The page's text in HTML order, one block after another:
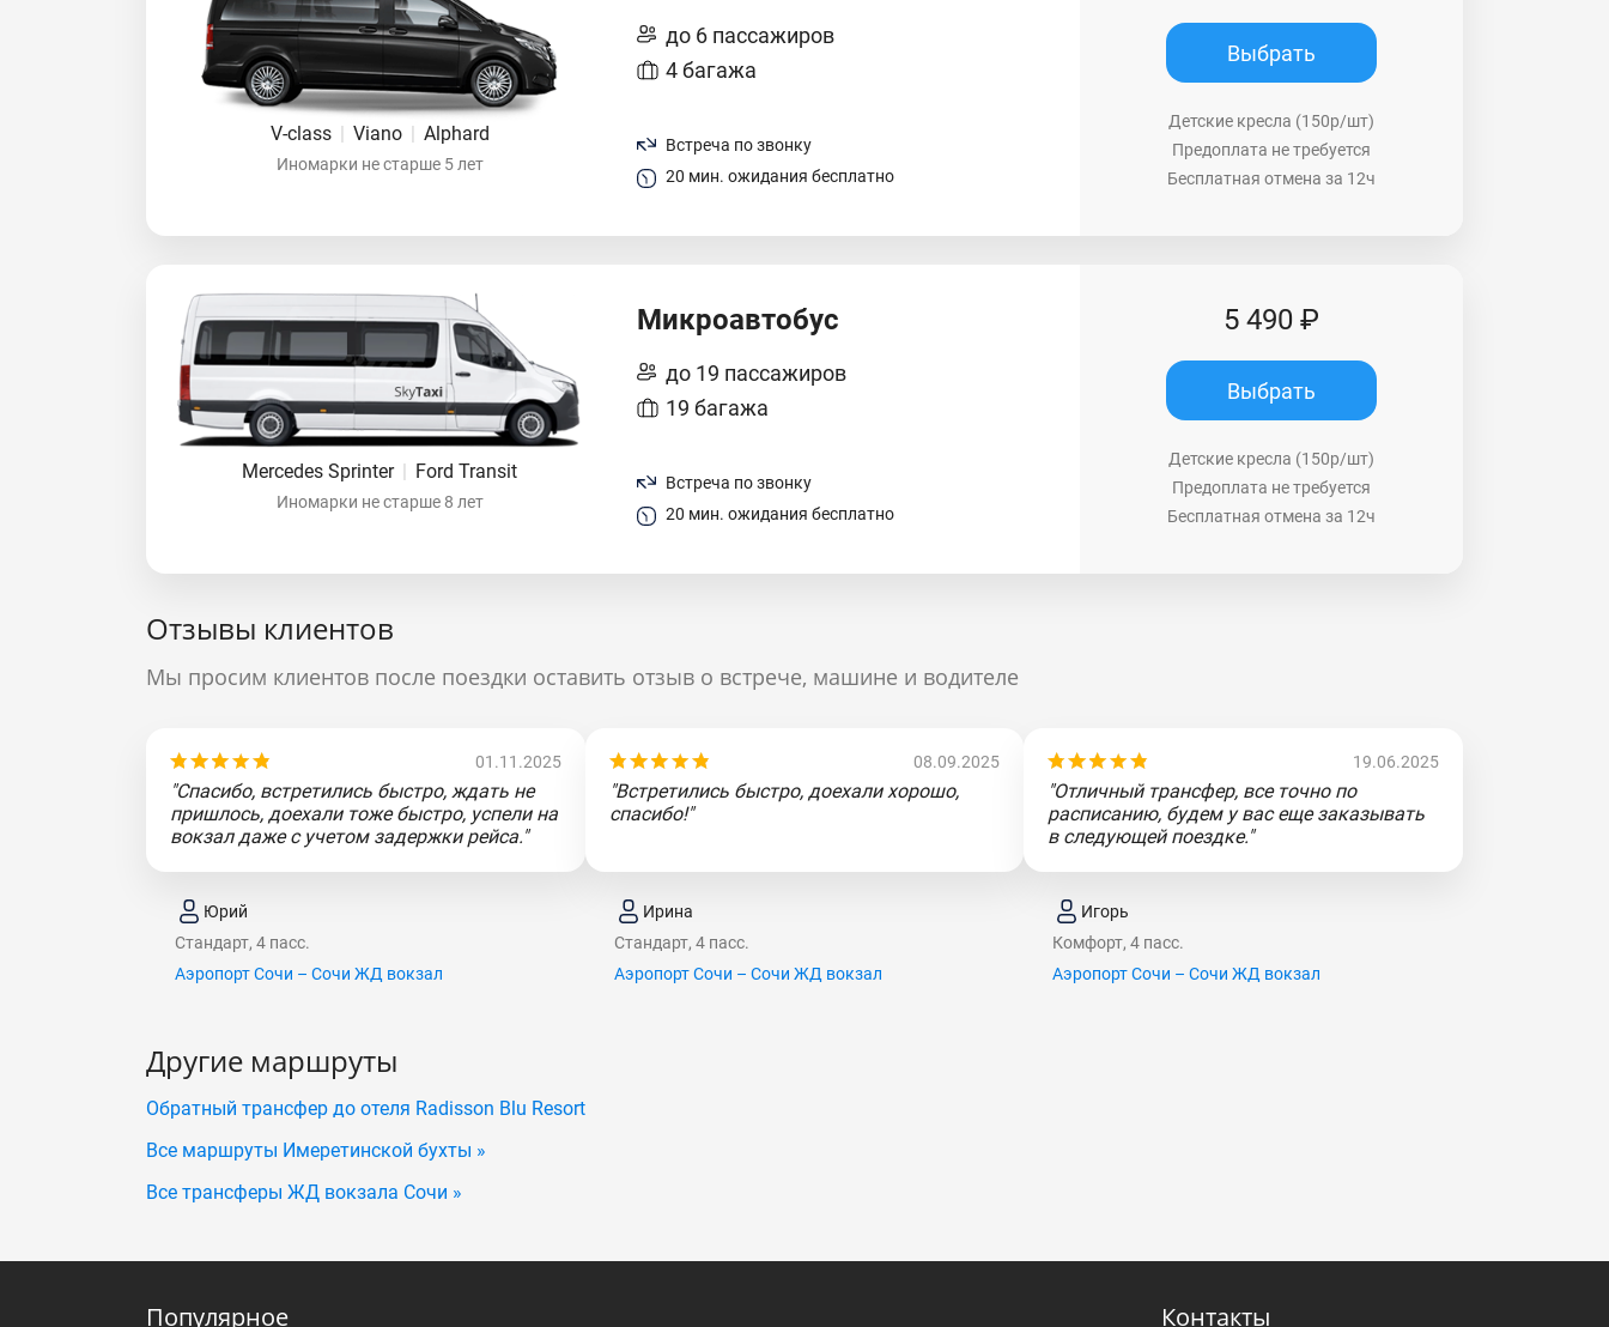
V-class | Viano | Alphard
Иномарки не старше 5 лет
до 6 пассажиров
4 багажа
Встреча по звонку
20 мин. ожидания бесплатно
Выбрать
Детские кресла (150р/шт)
Предоплата не требуется
Бесплатная отмена за 12ч
Mercedes Sprinter | Ford Transit
Иномарки не старше 8 лет
Микроавтобус
до 19 пассажиров
19 багажа
Встреча по звонку
20 мин. ожидания бесплатно
5 490 ₽
Выбрать
Детские кресла (150р/шт)
Предоплата не требуется
Бесплатная отмена за 12ч
Отзывы клиентов
Мы просим клиентов после поездки оставить отзыв о встрече, машине и водителе
01.11.2025
"Спасибо, встретились быстро, ждать не
пришлось, доехали тоже быстро, успели на
вокзал даже с учетом задержки рейса."
Юрий
Стандарт, 4 пасс.
Аэропорт Сочи – Сочи ЖД вокзал
08.09.2025
"Встретились быстро, доехали хорошо,
спасибо!"
Ирина
Стандарт, 4 пасс.
Аэропорт Сочи – Сочи ЖД вокзал
19.06.2025
"Отличный трансфер, все точно по
расписанию, будем у вас еще заказывать
в следующей поездке."
Игорь
Комфорт, 4 пасс.
Аэропорт Сочи – Сочи ЖД вокзал
Другие маршруты
Обратный трансфер до отеля Radisson Blu Resort
Все маршруты Имеретинской бухты »
Все трансферы ЖД вокзала Сочи »
Популярное Контакты